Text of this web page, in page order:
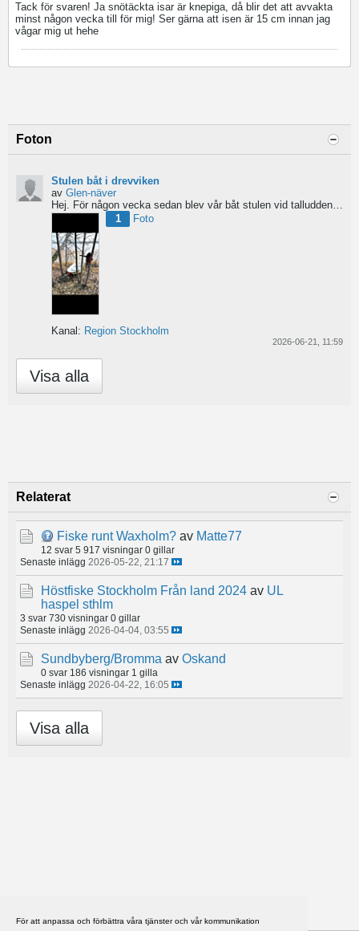
För att anpassa och förbättra våra tjänster och vår kommunikation
Tack för svaren! Ja snötäckta isar är knepiga, då blir det att avvakta
minst någon vecka till för mig! Ser gärna att isen är 15 cm innan jag
vågar mig ut hehe
Foton
Stulen båt i drevviken
av Glen-näver
Hej. För någon vecka sedan blev vår båt stulen vid talludden i sköndal. Det är ingen vacker historia...
1
Foto
Kanal: Region Stockholm
2026-06-21, 11:59
Visa alla
Relaterat
Fiske runt Waxholm? av Matte77
12 svar 5 917 visningar 0 gillar
Senaste inlägg 2026-05-22, 21:17
Höstfiske Stockholm Från land 2024 av UL
haspel sthlm
3 svar 730 visningar 0 gillar
Senaste inlägg 2026-04-04, 03:55
Sundbyberg/Bromma av Oskand
0 svar 186 visningar 1 gilla
Senaste inlägg 2026-04-22, 16:05
Visa alla